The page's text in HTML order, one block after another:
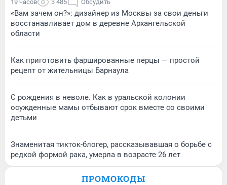
19 часов 3 485 Обсудить
«Вам зачем он?»: дизайнер из Москвы за свои деньги
восстанавливает дом в деревне Архангельской
области
Как приготовить фаршированные перцы — простой
рецепт от жительницы Барнаула
С рождения в неволе. Как в уральской колонии
осужденные мамы отбывают срок вместе со своими
детьми
Знаменитая тикток-блогер, рассказывавшая о борьбе с
редкой формой рака, умерла в возрасте 26 лет
ПРОМОКОДЫ